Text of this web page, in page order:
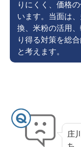
りにくく、価格
います。当面は
換、米粉の活用
り得る対策を総
と考えます。
庄